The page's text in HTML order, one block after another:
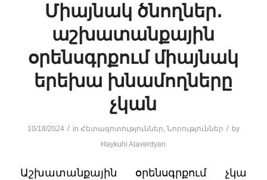
Միայնակ ծնողներ․
աշխատանքային
օրենսգրքում միայնակ
երեխա խնամողները
չկան
10/18/2024 / in Հետազոտություններ, Նորություններ / by
Haykuhi Alaverdyan
Աշխատանքային օրենսգրքում չկա